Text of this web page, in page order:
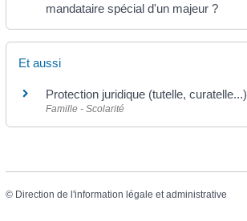
mandataire spécial d'un majeur ?
Et aussi
Protection juridique (tutelle, curatelle...)
Famille - Scolarité
© Direction de l'information légale et administrative